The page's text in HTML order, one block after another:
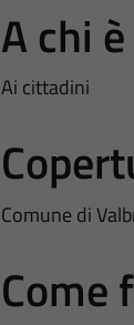
A chi
Ai cittadini
Comune di
Come